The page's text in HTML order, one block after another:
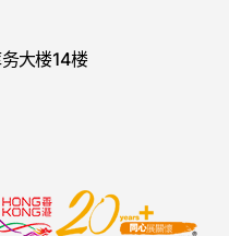
大楼14楼